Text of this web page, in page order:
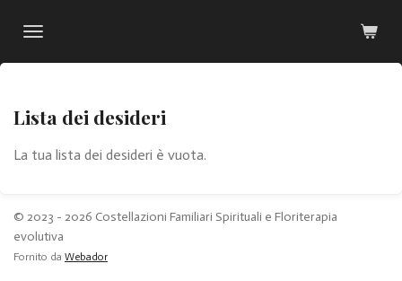
contenuto
Lista dei desideri
La tua lista dei desideri è vuota.
© 2023 - 2026 Costellazioni Familiari Spirituali e Floriterapia
evolutiva
Fornito da Webador